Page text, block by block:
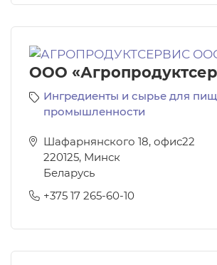
ООО
Ингредиенты и сырье для
промышленности
Шафарнянского 18, офис22
220125, Минск
Беларусь
+375 17 265-60-10